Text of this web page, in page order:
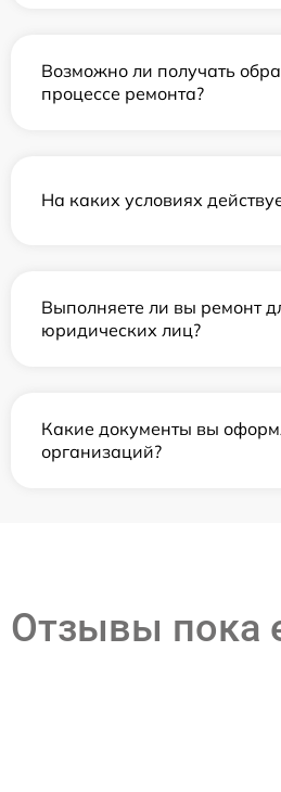
Возможно ли получать
процессе ремонта?
На каких условиях
Выполняете ли вы ремонт
юридических лиц?
Какие документы вы
организаций?
Отзывы пока